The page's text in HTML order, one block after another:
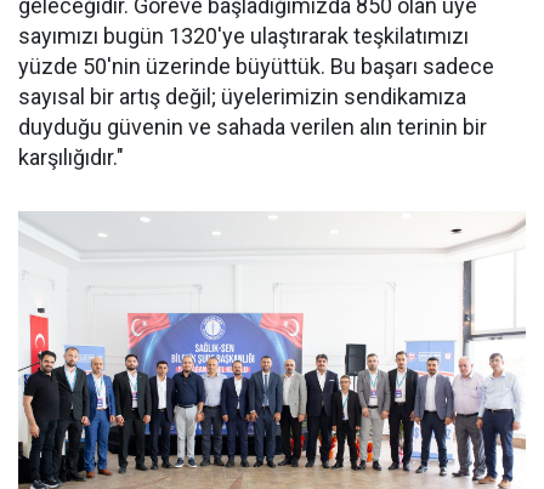
geleceğidir. Göreve başladığımızda 850 olan üye
sayımızı bugün 1320'ye ulaştırarak teşkilatımızı
yüzde 50'nin üzerinde büyüttük. Bu başarı sadece
sayısal bir artış değil; üyelerimizin sendikamıza
duyduğu güvenin ve sahada verilen alın terinin bir
karşılığıdır."